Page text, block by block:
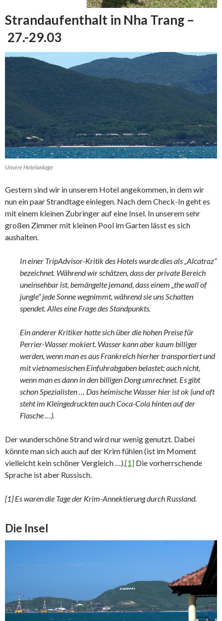
Strandaufenthalt in Nha Trang –
27.-29.03
Unsere Hotelanlage
Gestern sind wir in unserem Hotel angekommen, in dem wir
nun ein paar Strandtage einlegen. Nach dem Check-In geht es
mit einem kleinen Zubringer auf eine Insel. In unserem sehr
großen Zimmer mit kleinen Pool im Garten lässt es sich
aushalten.
In einer TripAdvisor-Kritik des Hotels wurde dies als „Alcatraz“
bezeichnet. Während wir schätzen, dass der private Bereich
uneinsehbar ist, bemängelte jemand, dass einem „the wall of
jungle“ jede Sonne wegnimmt, während sie uns Schatten
spendet. Alles eine Frage des Standpunkts.
Ein anderer Kritiker hatte sich über die hohen Preise für
Perrier-Wasser mokiert. Wasser kann aber kaum billiger
werden, wenn man es aus Frankreich hierher transportiert und
mit vietnamesischen Einfuhrabgaben belastet; auch nicht,
wenn man es dann in den billigen Dong umrechnet. Es gibt
schon Spezialisten … Das heimische Wasser hier ist ok (und oft
steht im Kleingedruckten auch Coca-Cola hinten auf der
Flasche …).
Der wunderschöne Strand wird nur wenig genutzt. Dabei
könnte man sich auch auf der Krim fühlen (ist im Moment
vielleicht kein schöner Vergleich …).[1] Die vorherrschende
Sprache ist aber Russisch.
[1] Es waren die Tage der Krim-Annektierung durch Russland.
Die Insel